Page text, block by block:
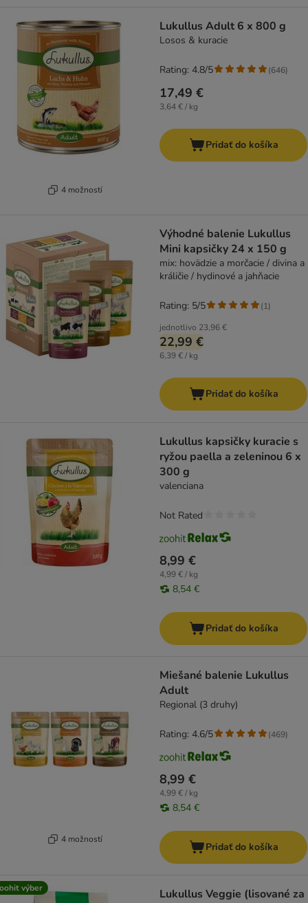
4 možností
Lukullus Adult 6 x 800 g
Losos & kuracie
17,49 €
3,64 € / kg
Rating: 4.8/5 (646)
Pridať do košíka
Výhodné balenie Lukullus
Mini kapsičky 24 x 150 g
mix: hovädzie a morčacie / divina a
králičie / hydinové a jahňacie
jednotlivo 23,96 €
22,99 €
6,39 € / kg
Rating: 5/5 (1)
Pridať do košíka
Lukullus kapsičky kuracie s
ryžou paella a zeleninou 6 x
300 g
valenciana
8,99 €
4,99 € / kg
8,54 €
Not Rated
Pridať do košíka
4 možností
Miešané balenie Lukullus
Adult
Regional (3 druhy)
8,99 €
4,99 € / kg
8,54 €
Rating: 4.6/5 (469)
Pridať do košíka
výber
Lukullus Veggie (lisované za